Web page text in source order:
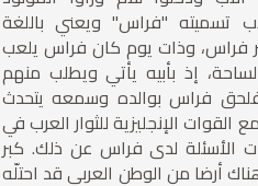
تسميته "فراس" ويعني باللغة
فراس، وذات يوم كان فراس يلعب
إذ بأبيه يأتي ويطلب منهم
فلحق فراس بوالده وسمعه يتحدث
الإنجليزية للثوار العرب في
الأسئلة لدى فراس عن ذلك. كبر
أرضا من الوطن العربي قد احتلّه